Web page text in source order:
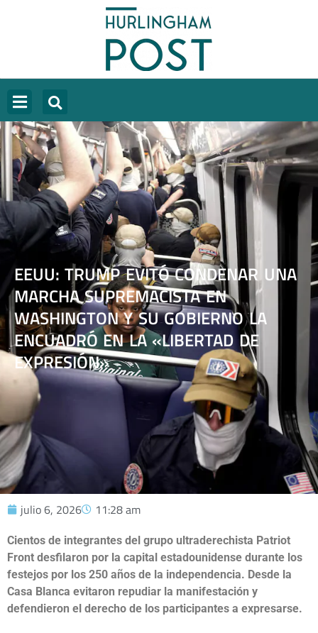
EEUU: TRUMP EVITÓ CONDENAR UNA
MARCHA SUPREMACISTA EN
WASHINGTON Y SU GOBIERNO LA
ENCUADRÓ EN LA «LIBERTAD DE
EXPRESIÓN»
julio 6, 2026 11:28 am
Cientos de integrantes del grupo ultraderechista Patriot
Front desfilaron por la capital estadounidense durante los
festejos por los 250 años de la independencia. Desde la
Casa Blanca evitaron repudiar la manifestación y
defendieron el derecho de los participantes a expresarse.